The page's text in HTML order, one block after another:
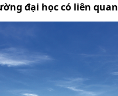
đại học có liên quan